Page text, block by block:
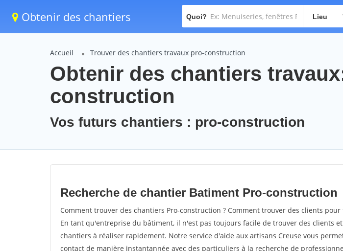
Obtenir des chantiers Quoi? Lieu
Accueil Trouver des chantiers travaux pro-construction
Obtenir des chantiers
construction
Vos futurs chantiers : pro-construction
Recherche de chantier Batiment Pro-construction
Comment trouver des chantiers Pro-construction ? Comment trouver des clients pour
En tant qu'entreprise du bâtiment, il n'est pas toujours facile de trouver des clients
chantiers à réaliser rapidement. Notre service d'aide aux artisans Creuse vous
contact de manière instantannée avec des particuliers à la recherche de